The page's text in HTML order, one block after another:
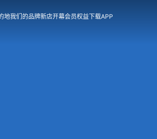
地我们的品牌新店开幕会员权益下载APP